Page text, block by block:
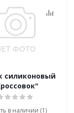
силиконовый
в наличии (1)